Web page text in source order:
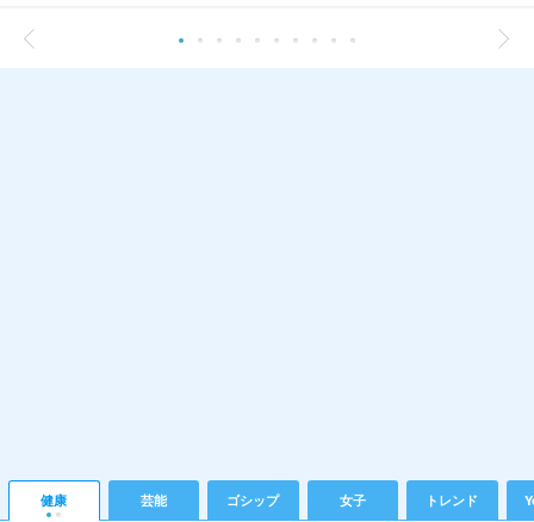
健康 芸能 ゴシップ 女子 トレンド